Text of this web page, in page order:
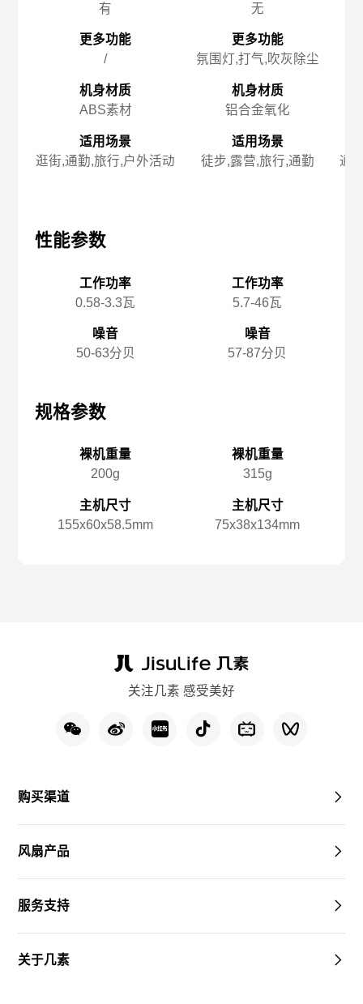
有
更多功能
/
机身材质
ABS素材
适用场景
逛街,通勤,旅行,户外活动
性能参数
工作功率
0.58-3.3瓦
噪音
50-63分贝
规格参数
裸机重量
200g
主机尺寸
155x️60x️58.5mm
无
更多功能
氛围灯,打气,吹灰除尘
机身材质
铝合金氧化
适用场景
徒步,露营,旅行,通勤
工作功率
5.7-46瓦
噪音
57-87分贝
裸机重量
315g
主机尺寸
75x️38x️134mm
通
关注几素 感受美好
购买渠道
风扇产品
服务支持
关于几素